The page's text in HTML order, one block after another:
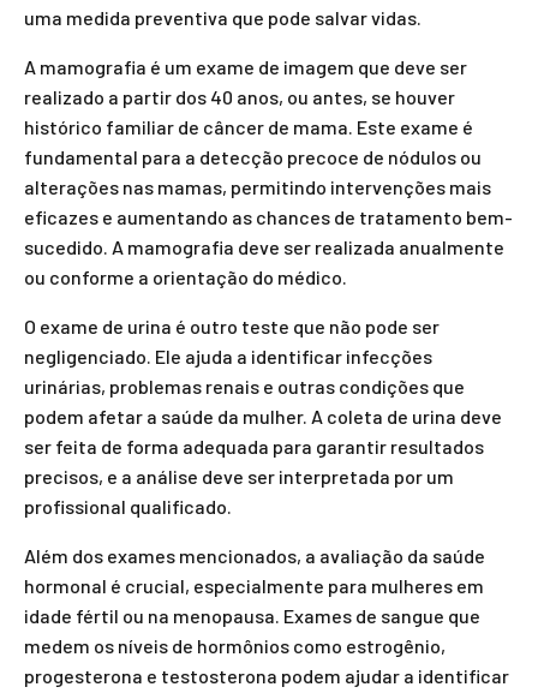
uma medida preventiva que pode salvar vidas.
A mamografia é um exame de imagem que deve ser
realizado a partir dos 40 anos, ou antes, se houver
histórico familiar de câncer de mama. Este exame é
fundamental para a detecção precoce de nódulos ou
alterações nas mamas, permitindo intervenções mais
eficazes e aumentando as chances de tratamento bem-
sucedido. A mamografia deve ser realizada anualmente
ou conforme a orientação do médico.
O exame de urina é outro teste que não pode ser
negligenciado. Ele ajuda a identificar infecções
urinárias, problemas renais e outras condições que
podem afetar a saúde da mulher. A coleta de urina deve
ser feita de forma adequada para garantir resultados
precisos, e a análise deve ser interpretada por um
profissional qualificado.
Além dos exames mencionados, a avaliação da saúde
hormonal é crucial, especialmente para mulheres em
idade fértil ou na menopausa. Exames de sangue que
medem os níveis de hormônios como estrogênio,
progesterona e testosterona podem ajudar a identificar